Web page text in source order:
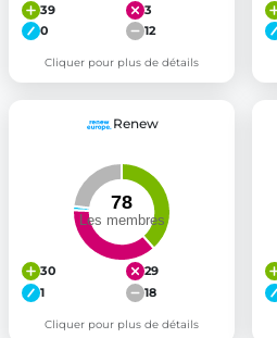
39
3
0
12
Cliquer pour plus de détails
Renew
30
29
1
18
Cliquer pour plus de détails